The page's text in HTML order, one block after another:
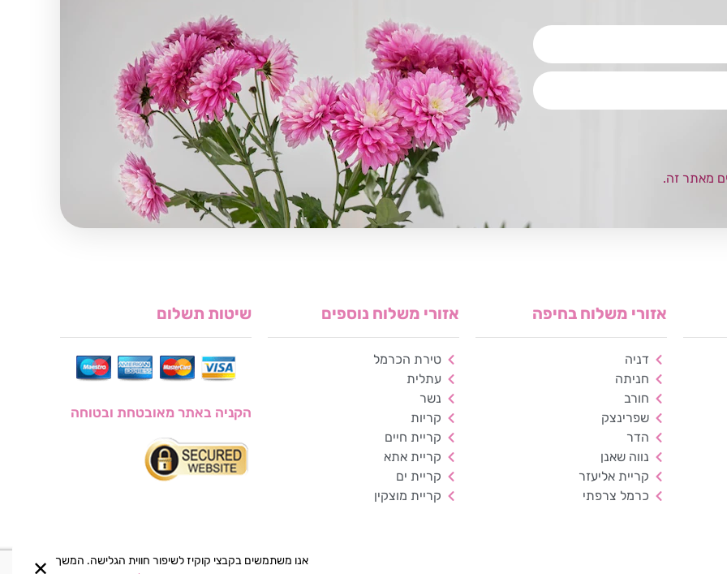
מאתר זה.
אזורי משלוח בחיפה
דניה
חניתה
חורב
שפרינצק
הדר
נווה שאנן
קריית אליעזר
כרמל צרפתי
אזורי משלוח נוספים
טירת הכרמל
עתלית
נשר
קריות
קריית חיים
קריית אתא
קריית ים
קריית מוצקין
שיטות תשלום
הקניה באתר מאובטחת ובטוחה
אנו משתמשים בקבצי קוקיז לשיפור חווית הגלישה. המשך
✕